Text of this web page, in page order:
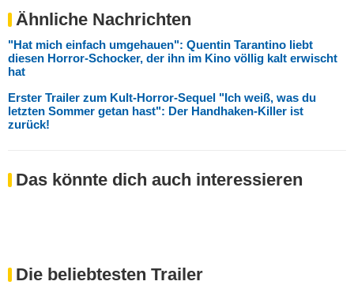
Ähnliche Nachrichten
"Hat mich einfach umgehauen": Quentin Tarantino liebt
diesen Horror-Schocker, der ihn im Kino völlig kalt erwischt
hat
Erster Trailer zum Kult-Horror-Sequel "Ich weiß, was du
letzten Sommer getan hast": Der Handhaken-Killer ist
zurück!
Das könnte dich auch interessieren
Die beliebtesten Trailer